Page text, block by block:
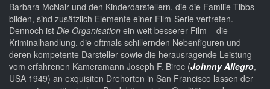
Barbara McNair und den Kinderdarstellern, die die Familie Tibbs
bilden, sind zusätzlich Elemente einer Film-Serie vertreten.
Dennoch ist Die Organisation ein weit besserer Film – die
Kriminalhandlung, die oftmals schillernden Nebenfiguren und
deren kompetente Darsteller sowie die herausragende Leistung
vom erfahrenen Kameramann Joseph F. Biroc (Johnny Allegro,
USA 1949) an exquisiten Drehorten in San Francisco lassen der